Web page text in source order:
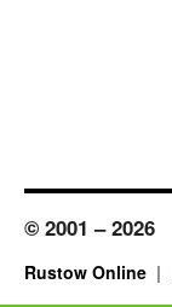
© 2001 – 2026
Rustow Online